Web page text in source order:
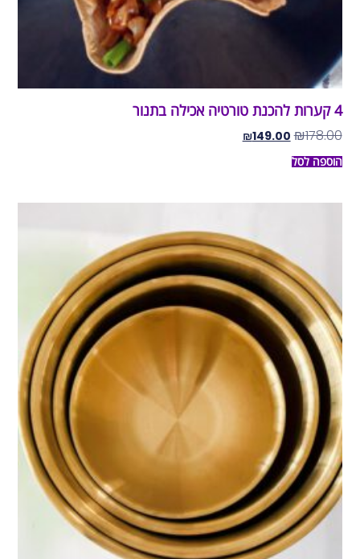
4 קערות להכנת טורטיה אכילה בתנור
₪178.00
₪149.00
הוספה לסל